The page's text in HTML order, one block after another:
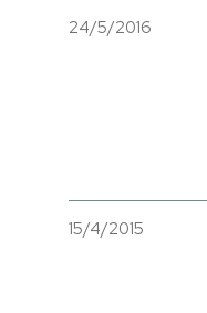
24/5/2016
15/4/2015